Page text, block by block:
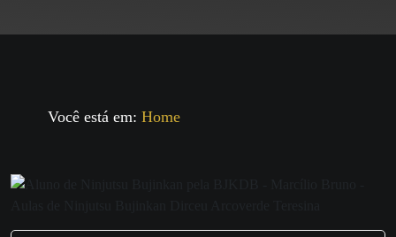
Você está em: Home